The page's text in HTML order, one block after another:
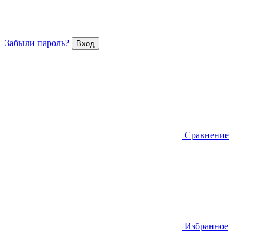
Забыли пароль?
Сравнение
Избранное